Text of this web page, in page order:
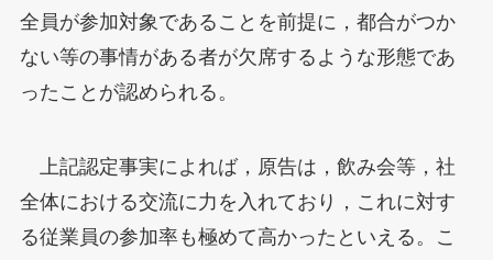
全員が参加対象であることを前提に，都合がつか
ない等の事情がある者が欠席するような形態であ
ったことが認められる。
上記認定事実によれば，原告は，飲み会等，社
全体における交流に力を入れており，これに対す
る従業員の参加率も極めて高かったといえる。こ